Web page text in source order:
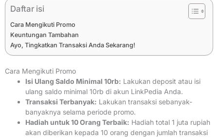
Daftar isi
Cara Mengikuti Promo
Keuntungan Tambahan
Ayo, Tingkatkan Transaksi Anda Sekarang!
Cara Mengikuti Promo
Isi Ulang Saldo Minimal 10rb: Lakukan deposit atau isi
ulang saldo minimal 10rb di akun LinkPedia Anda.
Transaksi Terbanyak: Lakukan transaksi sebanyak-
banyaknya selama periode promo.
Hadiah untuk 10 Orang Terbaik: Hadiah total 1 juta rupiah
akan diberikan kepada 10 orang dengan jumlah transaksi